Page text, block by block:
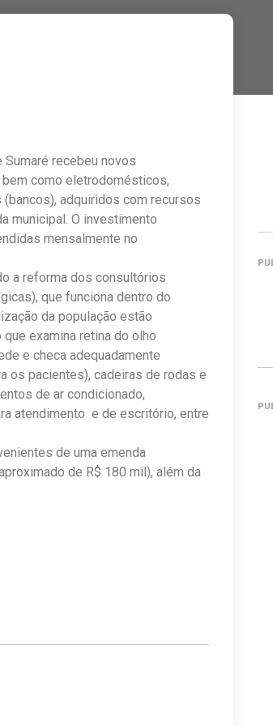
recebeu novos
como eletrodomésticos,
adquiridos com recursos
municipal. O investimento
mensalmente no
a reforma dos consultórios
que funciona dentro do
da população estão
examina retina do olho
e checa adequadamente
os pacientes), cadeiras de rodas e
de ar condicionado,
atendimento e de escritório, entre
de uma emenda
de R$ 180 mil), além da